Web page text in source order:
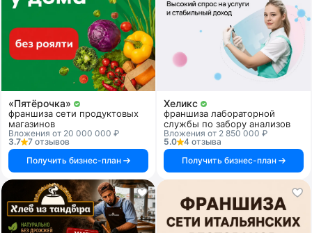
«Пятёрочка»
франшиза сети продуктовых
магазинов
Вложения от 20 000 000 ₽
3.7
7 отзывов
Получить бизнес-план
Хеликс
франшиза лабораторной
службы по забору анализов
Вложения от 2 850 000 ₽
5.0
4 отзыва
Получить бизнес-план